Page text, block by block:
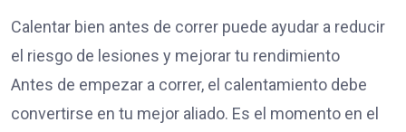
Calentar bien antes de correr puede ayudar a reducir
el riesgo de lesiones y mejorar tu rendimiento
Antes de empezar a correr, el calentamiento debe
convertirse en tu mejor aliado. Es el momento en el